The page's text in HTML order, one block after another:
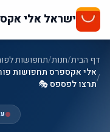
ישראל אלי
דף הבית/חנות/תחפושות
/אלי אקספרס תחפושות
תרצו לפספס 🎭